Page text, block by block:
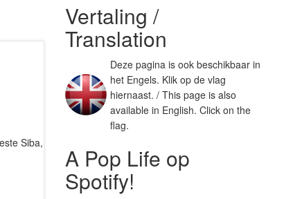
Siba,
Vertaling /
Translation
Deze pagina is ook beschikbaar in
het Engels. Klik op de vlag
hiernaast. / This page is also
available in English. Click on the
flag.
A Pop Life op
Spotify!